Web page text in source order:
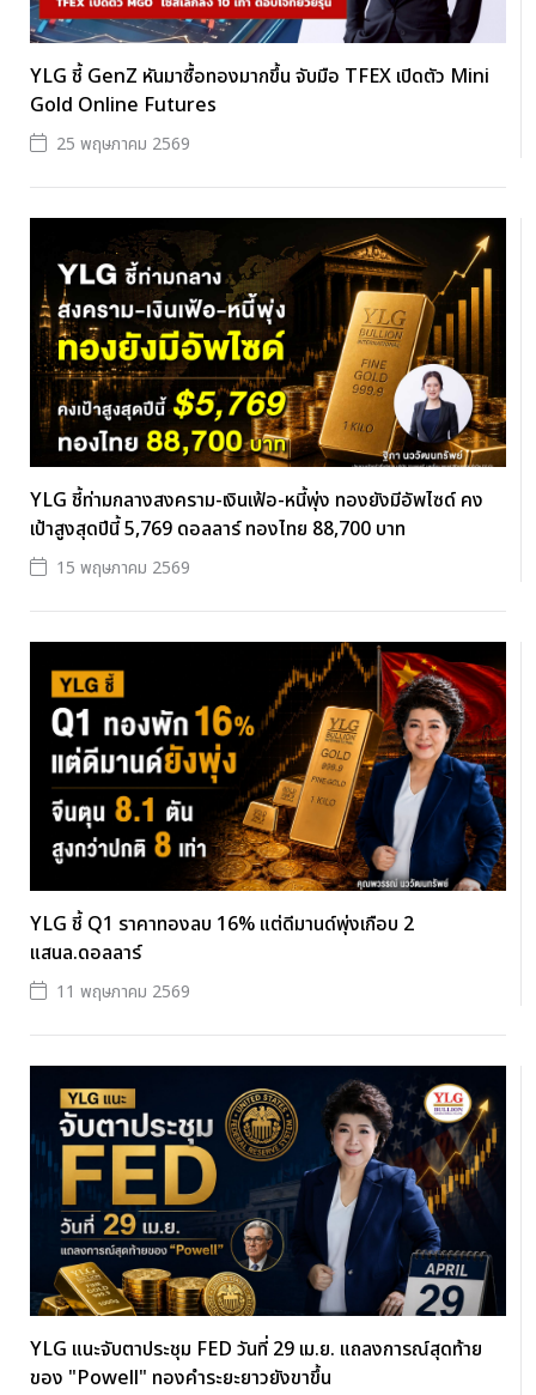
YLG ชี้ GenZ หันมาซื้อทองมากขึ้น จับมือ TFEX เปิดตัว Mini
Gold Online Futures
25 พฤษภาคม 2569
YLG ชี้ท่ามกลางสงคราม-เงินเฟ้อ-หนี้พุ่ง ทองยังมีอัพไซด์ คง
เป้าสูงสุดปีนี้ 5,769 ดอลลาร์ ทองไทย 88,700 บาท
15 พฤษภาคม 2569
YLG ชี้ Q1 ราคาทองลบ 16% แต่ดีมานด์พุ่งเกือบ 2
แสนล.ดอลลาร์
11 พฤษภาคม 2569
YLG แนะจับตาประชุม FED วันที่ 29 เม.ย. แถลงการณ์สุดท้าย
ของ "Powell" ทองคำระยะยาวยังขาขึ้น